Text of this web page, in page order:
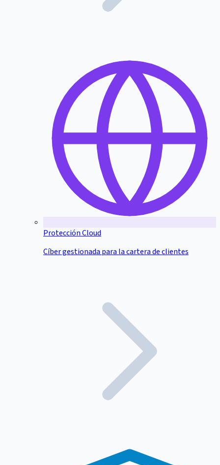
Protección Cloud
Cíber gestionada para la cartera de clientes